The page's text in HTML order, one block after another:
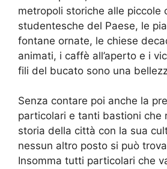
metropoli storiche alle piccole
studentesche del Paese, le
fontane ornate, le chiese
animati, i caffè all’aperto e i
fili del bucato sono una
Senza contare poi anche la
particolari e tanti bastioni che
storia della città con la sua
nessun altro posto si può
Insomma tutti particolari che